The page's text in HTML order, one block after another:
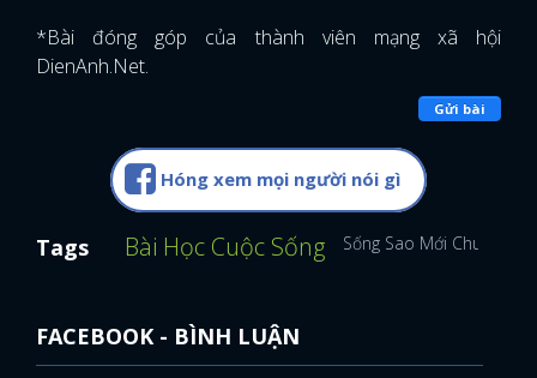
*Bài đóng góp của thành viên mạng xã hội
DienAnh.Net.
Gửi bài
Hóng xem mọi người nói gì
Tags Bài Học Cuộc Sống Sống Sao Mới Chuẩn
FACEBOOK - BÌNH LUẬN